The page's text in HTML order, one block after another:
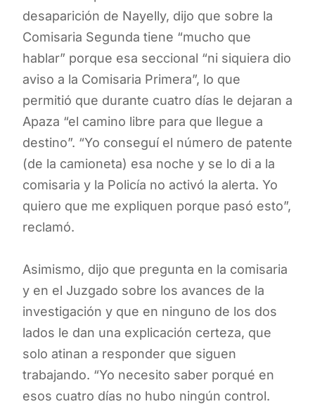
desaparición de Nayelly, dijo que sobre la
Comisaria Segunda tiene “mucho que
hablar” porque esa seccional “ni siquiera dio
aviso a la Comisaria Primera”, lo que
permitió que durante cuatro días le dejaran a
Apaza “el camino libre para que llegue a
destino”. “Yo conseguí el número de patente
(de la camioneta) esa noche y se lo di a la
comisaria y la Policía no activó la alerta. Yo
quiero que me expliquen porque pasó esto”,
reclamó.
Asimismo, dijo que pregunta en la comisaria
y en el Juzgado sobre los avances de la
investigación y que en ninguno de los dos
lados le dan una explicación certeza, que
solo atinan a responder que siguen
trabajando. “Yo necesito saber porqué en
esos cuatro días no hubo ningún control.